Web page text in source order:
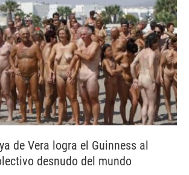
de Vera logra el Guinness al
desnudo del mundo